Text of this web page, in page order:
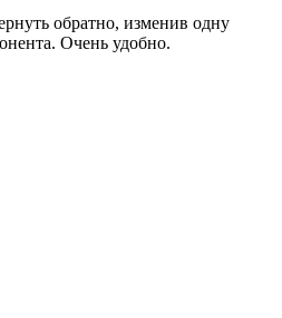
обратно, изменив одну
Очень удобно.